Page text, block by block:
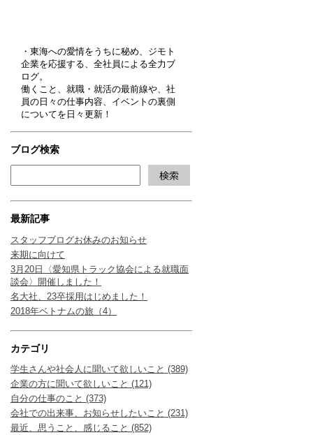
・東海への愛情をうちに秘め、ジモト
企業を応援する、全社員による全力ブ
ログ。
働くこと、就職・就活の最前線や、社
員の日々の仕事内容、イベントの裏側
についてを日々更新！
ブログ検索
最新記事
スタッフブログお休みのお知らせ
来期に向けて
3月20日〈愛知県トラック協会による就職面
談会〉開催しました！
名大社、23卒採用はじめました！
2018年ベトナムの旅（4）
カテゴリ
学生さんや社会人に聞いて欲しいこと (389)
企業の方に聞いて欲しいこと (121)
自分の仕事のこと (373)
会社での出来事、お知らせしたいこと (231)
最近、思うこと、感じること (852)